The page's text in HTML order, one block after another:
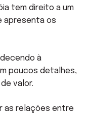
tem direito a um
apresenta os
à
poucos detalhes,
valor.
as relações entre